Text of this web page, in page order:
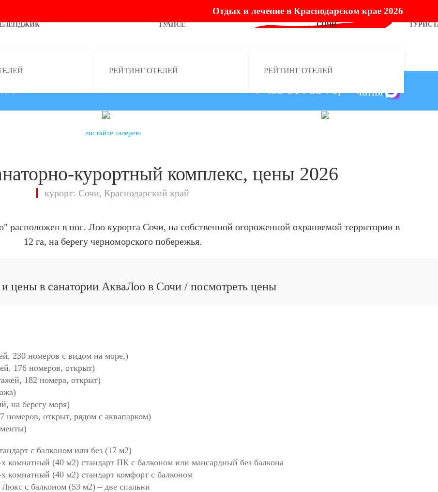
Отдых и лечение в Краснодарском крае 2026
ТУАПСЕ
РЕЙТИНГ ОТЕЛЕЙ
СОЧИ
РЕЙТИНГ ОТЕЛЕЙ
+7 495 514 55 70,
листайте галерею
курортный комплекс, цены 2026
курорт: Сочи, Краснодарский край
расположен в пос. Лоо курорта Сочи, на собственной огороженной охраняемой территории в
12 га, на берегу черноморского побережья.
цены в санатории АкваЛоо в Сочи / посмотреть цены
230 номеров с видом на море,)
176 номеров, открыт)
182 номера, открыт)
на берегу моря)
номеров, открыт, рядом с аквапарком)
с балконом или без (17 м2)
комнатный (40 м2) стандарт ПК с балконом или мансардный без балкона
комнатный (40 м2) стандарт комфорт с балконом
с балконом (53 м2) – две спальни